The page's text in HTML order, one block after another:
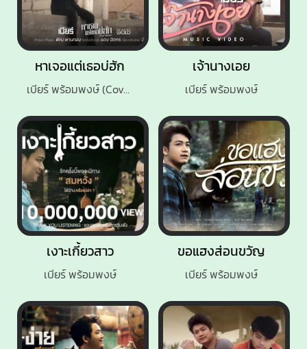
เงาะเกี้ยวสาว
เบียร์ พร้อมพงษ์
เจ้านางเอย
เบียร์ พร้อมพงษ์
หาเจอแต่เธอบ่ฮัก
เบียร์ พร้อมพงษ์ (Cover Version)
ขอแฮงส่อนขวัญ
เบียร์ พร้อมพงษ์